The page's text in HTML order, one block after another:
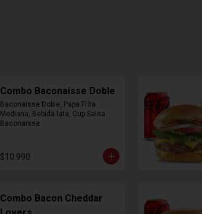
Combo Baconaisse Doble
Baconaisse Doble, Papa Frita
Mediana, Bebida lata, Cup Salsa
Baconaisse
$10.990
Combo Bacon Cheddar